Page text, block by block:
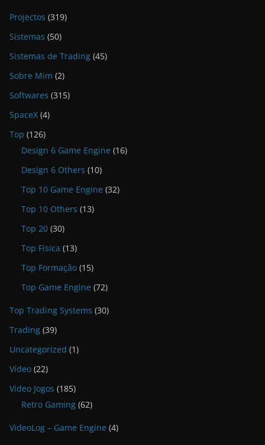
Projectos (319)
Sistemas (50)
Sistemas de Trading (45)
Sobre Mim (2)
Softwares (315)
SpaceX (4)
Top (126)
Design 6 Game Engine (16)
Design 6 Others (10)
Top 10 Game Engine (32)
Top 10 Others (13)
Top 20 (30)
Top Física (13)
Top Formação (15)
Top Game Engine (72)
Top Trading Systems (30)
Trading (39)
Uncategorized (1)
Vídeo (22)
Video Jogos (185)
Retro Gaming (62)
VideoLog – Game Engine (4)